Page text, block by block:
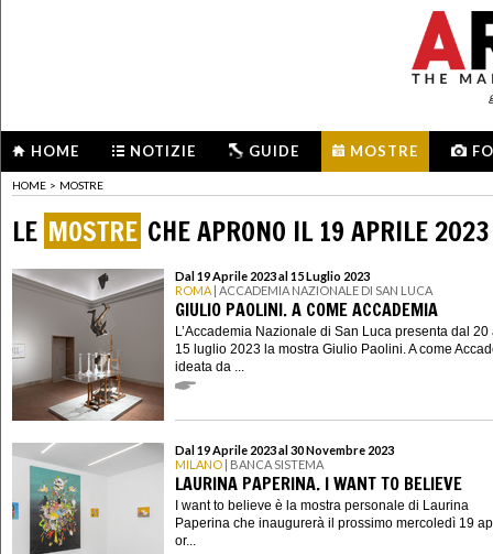
HOME NOTIZIE GUIDE MOSTRE
HOME > MOSTRE
LE MOSTRE CHE APRONO IL 19 APRILE 2023
Dal 19 Aprile 2023 al 15 Luglio 2023
ROMA | ACCADEMIA NAZIONALE DI SAN LUCA
GIULIO PAOLINI. A COME ACCADEMIA
L’Accademia Nazionale di San Luca presenta dal
15 luglio 2023 la mostra Giulio Paolini. A come
ideata da ...
Dal 19 Aprile 2023 al 30 Novembre 2023
MILANO | BANCA SISTEMA
LAURINA PAPERINA. I WANT TO BELIEVE
I want to believe è la mostra personale di Laurina
Paperina che inaugurerà il prossimo mercoledì 19
or...